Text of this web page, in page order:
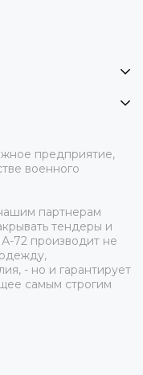
предприятие,
военного
партнерам
тендеры и
72 производит не
- но и гарантирует
самым строгим